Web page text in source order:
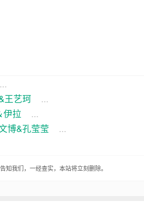
，竟是我自己，你说这事儿靠谱？
我就纳闷了，这小子能有什么本
子什么时候学会惊喜了？，他拿出
又来了一句：“哥，这游戏机可是我
...
王艺珂
...
伊拉
...
博&孔莹莹 ...
我们，一经查实，本站将立刻删除。